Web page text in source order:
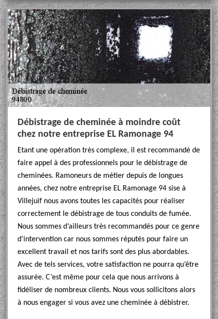
Débistrage de cheminée à moindre coût
chez notre entreprise EL Ramonage 94
Etant une opération très complexe, il est recommandé de
faire appel à des professionnels pour le débistrage de
cheminées. Ramoneurs de métier depuis de longues
années, chez notre entreprise EL Ramonage 94 sise à
Villejuif nous avons toutes les capacités pour réaliser
correctement le débistrage de tous conduits de fumée.
Nous sommes d’ailleurs très recommandés pour ce genre
d’intervention car nous sommes réputés pour faire un
excellent travail et nos tarifs sont des plus abordables.
Avec de tels services, votre satisfaction ne pourra qu’être
assurée. C’est même pour cela que nous arrivons à
fidéliser de nombreux clients. Nous vous sollicitons alors
à nous engager si vous avez une cheminée à débistrer.